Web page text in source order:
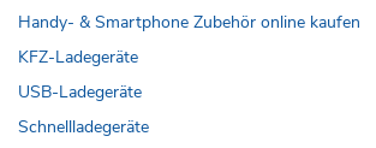
Handy- & Smartphone Zubehör online kaufen
KFZ-Ladegeräte
USB-Ladegeräte
Schnellladegeräte